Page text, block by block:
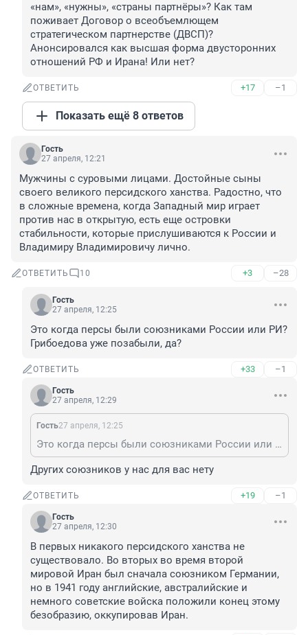
«нам», «нужны», «страны партнёры»? Как там
поживает Договор о всеобъемлющем
стратегическом партнерстве (ДВСП)?
Анонсировался как высшая форма двусторонних
отношений РФ и Ирана! Или нет?
ОТВЕТИТЬ +17 –1
Показать ещё 8 ответов
Гость
27 апреля, 12:21
Мужчины с суровыми лицами. Достойные сыны
своего великого персидского ханства. Радостно, что
в сложные времена, когда Западный мир играет
против нас в открытую, есть еще островки
стабильности, которые прислушиваются к России и
Владимиру Владимировичу лично.
ОТВЕТИТЬ 10 +3 –28
Гость
27 апреля, 12:25
Это когда персы были союзниками России или РИ?
Грибоедова уже позабыли, да?
ОТВЕТИТЬ +33 –1
Гость
27 апреля, 12:29
Гость27 апреля, 12:25
Это когда персы были союзниками России или РИ? Грибоедова уже позабыли, да?
Других союзников у нас для вас нету
ОТВЕТИТЬ +19 –1
Гость
27 апреля, 12:30
В первых никакого персидского ханства не
существовало. Во вторых во время второй
мировой Иран был сначала союзником Германии,
но в 1941 году английские, австралийские и
немного советские войска положили конец этому
безобразию, оккупировав Иран.